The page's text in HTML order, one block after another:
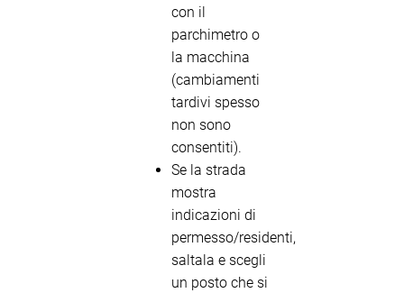
con il
parchimetro o
la macchina
(cambiamenti
tardivi spesso
non sono
consentiti).
Se la strada
mostra
indicazioni di
permesso/residenti,
saltala e scegli
un posto che si